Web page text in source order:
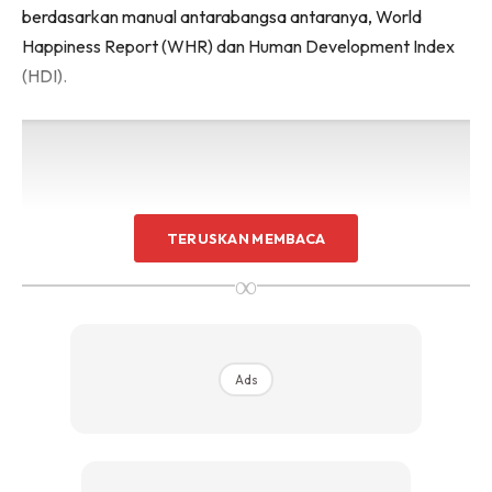
berdasarkan manual antarabangsa antaranya, World
Happiness Report (WHR) dan Human Development Index
(HDI).
TERUSKAN MEMBACA
∞
Ads